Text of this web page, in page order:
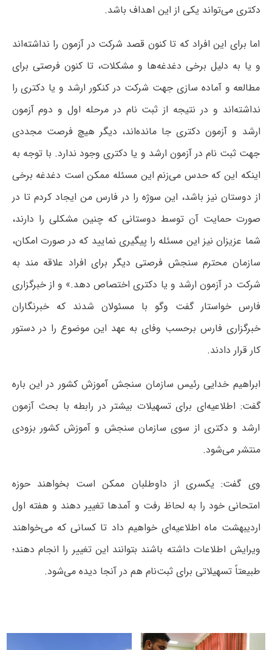
دکتری می‌تواند یکی از این اهداف باشد.
اما برای این افراد که تا کنون قصد شرکت در آزمون را نداشته‌اند
و یا به دلیل برخی دغدغه‌ها و مشکلات، تا کنون فرصتی برای
مطالعه و آماده سازی جهت شرکت در کنکور ارشد و یا دکتری را
نداشته‌اند و در نتیجه از ثبت نام در مرحله اول و دوم آزمون
ارشد و آزمون دکتری جا مانده‌اند، دیگر هیچ فرصت مجددی
جهت ثبت نام در آزمون ارشد و یا دکتری وجود ندارد. با توجه به
اینکه این که حدس می‌زنم این مسئله ممکن است دغدغه برخی
از دوستان نیز باشد، این سوژه را در فارس من ایجاد کردم تا در
صورت حمایت آن توسط دوستانی که چنین مشکلی را دارند،
شما عزیزان نیز این مسئله را پیگیری نمایید که در صورت امکان،
سازمان محترم سنجش فرصتی دیگر برای افراد علاقه مند به
شرکت در آزمون ارشد و یا دکتری اختصاص دهد.» و از خبرگزاری
فارس خواستار گفت وگو با مسئولان شدند که خبرنگاران
خبرگزاری فارس برحسب وفای به عهد این موضوع را در دستور
کار قرار دادند.
ابراهیم خدایی رئیس سازمان سنجش آموزش کشور در این باره
گفت: اطلاعیه‌ای برای تسهیلات بیشتر در رابطه با بحث آزمون
ارشد و دکتری از سوی سازمان سنجش و آموزش کشور بزودی
منتشر می‌شود.
وی گفت: یکسری از داوطلبان ممکن است بخواهند حوزه
امتحانی خود را به لحاظ رفت و آمدها تغییر دهند و هفته اول
اردیبهشت‌ ماه اطلاعیه‌‌ای خواهیم داد تا کسانی که می‌خواهند
ویرایش اطلاعات داشته باشند بتوانند این تغییر را انجام دهند؛
طبیعتاً تسهیلاتی برای ثبت‌نام هم در آنجا دیده می‌‌شود.